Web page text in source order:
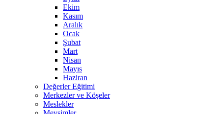
Ekim
Kasım
Aralık
Ocak
Şubat
Mart
Nisan
Mayıs
Haziran
Değerler Eğitimi
Merkezler ve Köşeler
Meslekler